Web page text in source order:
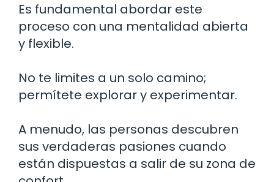
Es fundamental abordar este
proceso con una mentalidad abierta
y flexible.
No te limites a un solo camino;
permítete explorar y experimentar.
A menudo, las personas descubren
sus verdaderas pasiones cuando
están dispuestas a salir de su zona de